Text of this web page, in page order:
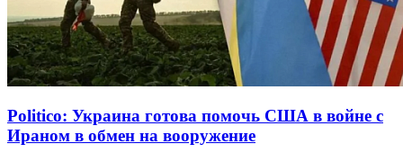
Politico: Украина готова помочь США в войне с
Ираном в обмен на вооружение